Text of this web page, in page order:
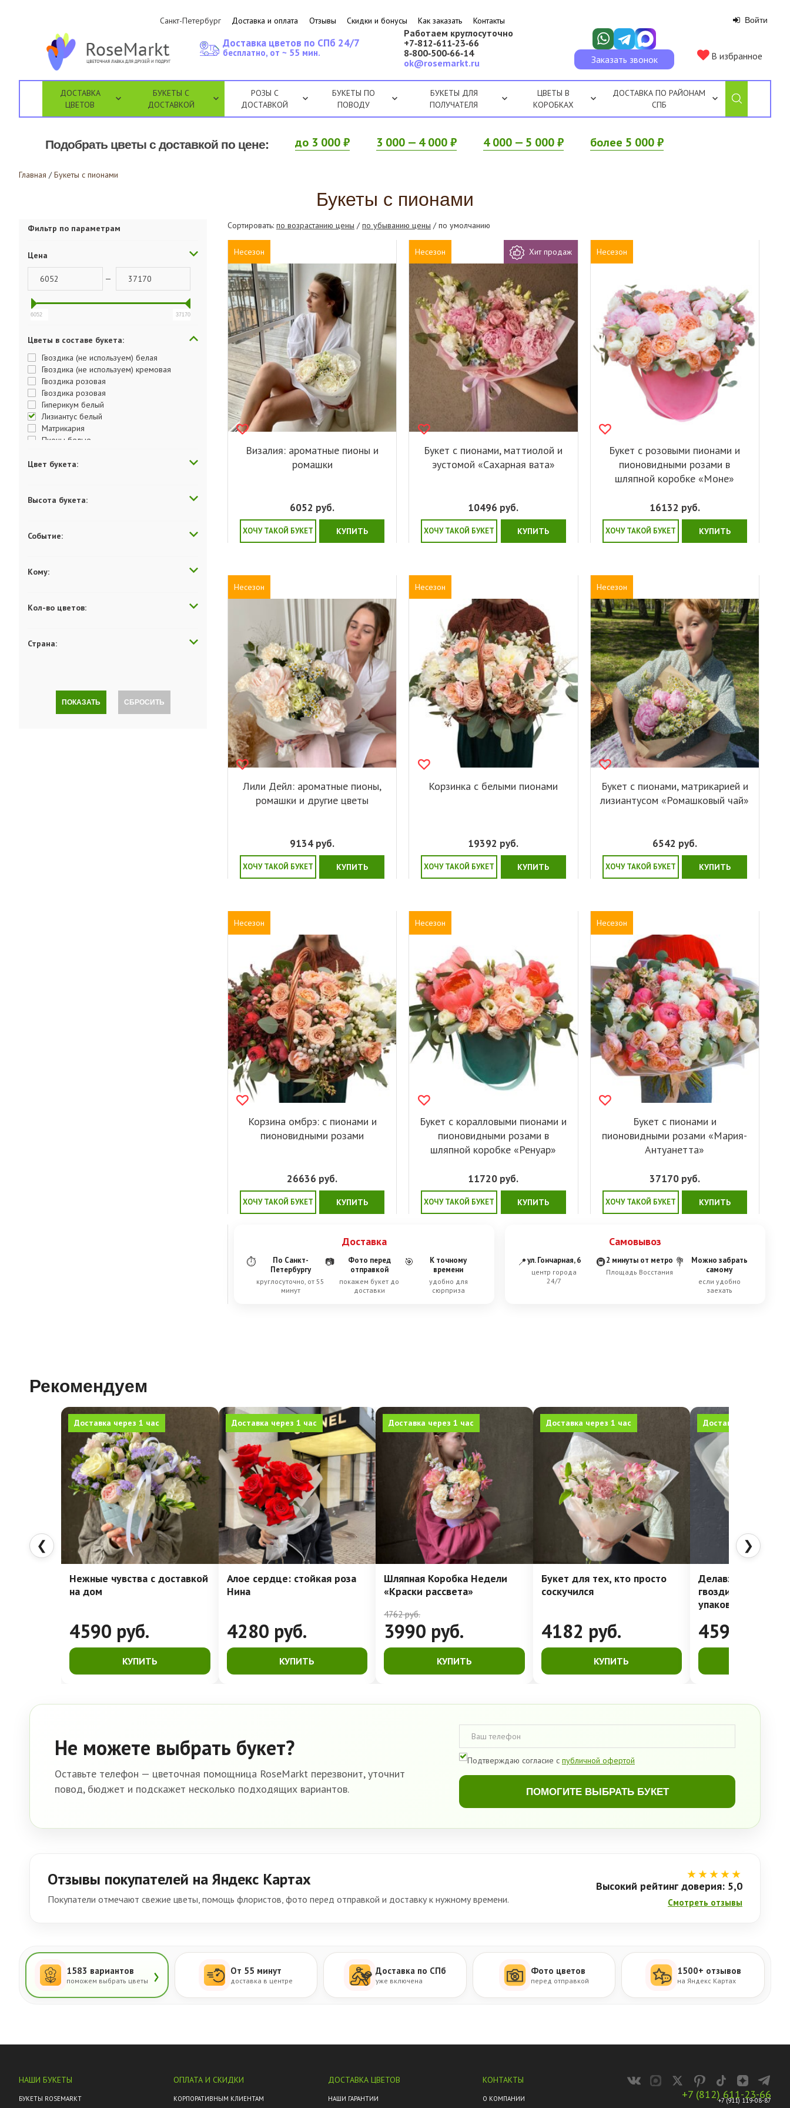
Санкт-Петербург Доставка и оплата Отзывы Скидки и бонусы Как заказать Контакты Войти
Работаем круглосуточно
+7‑812‑611‑23‑66
8‑800‑500‑66‑14
ok@rosemarkt.ru
Заказать звонок В избранное
Доставка цветов по СПб 24/7
бесплатно, от ~ 55 мин.
ДОСТАВКА
ЦВЕТОВ
БУКЕТЫ С
ДОСТАВКОЙ
РОЗЫ С
ДОСТАВКОЙ
БУКЕТЫ ПО
ПОВОДУ
БУКЕТЫ ДЛЯ
ПОЛУЧАТЕЛЯ
ЦВЕТЫ В
КОРОБКАХ
ДОСТАВКА ПО РАЙОНАМ
СПБ
Подобрать цветы с доставкой по цене: до 3 000 ₽ 3 000 — 4 000 ₽ 4 000 — 5 000 ₽ более 5 000 ₽
Главная / Букеты с пионами
Букеты с пионами
Фильтр по параметрам
Цена
—
6052 37170
Цветы в составе букета:
Гвоздика (не используем) белая
Гвоздика (не используем) кремовая
Гвоздика розовая
Гвоздика розовая
Гиперикум белый
Лизиантус белый
Матрикария
Пионы белые
Пионы коралловые
Роза Капучино
Цвет букета:
Высота букета:
Событие:
Кому:
Кол-во цветов:
Страна:
ПОКАЗАТЬ СБРОСИТЬ
Сортировать: по возрастанию цены /по убыванию цены / по умолчанию
Несезон
Визалия: ароматные пионы и
ромашки
6052 руб.
ХОЧУ ТАКОЙ БУКЕТ КУПИТЬ
Несезон Хит продаж
Букет с пионами, маттиолой и
эустомой «Сахарная вата»
10496 руб.
ХОЧУ ТАКОЙ БУКЕТ КУПИТЬ
Несезон
Букет с розовыми пионами и
пионовидными розами в
шляпной коробке «Моне»
16132 руб.
ХОЧУ ТАКОЙ БУКЕТ КУПИТЬ
Несезон
Лили Дейл: ароматные пионы,
ромашки и другие цветы
9134 руб.
ХОЧУ ТАКОЙ БУКЕТ КУПИТЬ
Несезон
Корзинка с белыми пионами
19392 руб.
ХОЧУ ТАКОЙ БУКЕТ КУПИТЬ
Несезон
Букет с пионами, матрикарией и
лизиантусом «Ромашковый чай»
6542 руб.
ХОЧУ ТАКОЙ БУКЕТ КУПИТЬ
Несезон
Корзина омбрэ: с пионами и
пионовидными розами
26636 руб.
ХОЧУ ТАКОЙ БУКЕТ КУПИТЬ
Несезон
Букет с коралловыми пионами и
пионовидными розами в
шляпной коробке «Ренуар»
11720 руб.
ХОЧУ ТАКОЙ БУКЕТ КУПИТЬ
Несезон
Букет с пионами и
пионовидными розами «Мария-
Антуанетта»
37170руб.
ХОЧУ ТАКОЙ БУКЕТ КУПИТЬ
Доставка
⏱
По Санкт-
Петербургу
круглосуточно, от 55
минут
📷
Фото перед
отправкой
покажем букет до
доставки
🎯
К точному
времени
удобно для
сюрприза
Самовывоз
📍ул. Гончарная, 6
центр города
24/7
🚇2 минуты от метро
Площадь Восстания
💐
Можно забрать
самому
если удобно
заехать
Рекомендуем
❮
Доставка через 1 час
Нежные чувства с доставкой
на дом
4590 руб.
КУПИТЬ
Доставка через 1 час
Алое сердце: стойкая роза
Нина
4280 руб.
КУПИТЬ
Доставка через 1 час
Шляпная Коробка Недели
«Краски рассвета»
4762руб.
3990 руб.
КУПИТЬ
Доставка через 1 час
Букет для тех, кто просто
соскучился
4182 руб.
КУПИТЬ
Доставка через 1 час
Делавэр: очень
гвоздики в
упаковке
4591
❯
Не можете выбрать букет?
Оставьте телефон — цветочная помощница RoseMarkt перезвонит, уточнит
повод, бюджет и подскажет несколько подходящих вариантов.
Подтверждаю согласие с публичной офертой
ПОМОГИТЕ ВЫБРАТЬ БУКЕТ
Отзывы покупателей на Яндекс Картах
Покупатели отмечают свежие цветы, помощь флористов, фото перед отправкой и доставку к нужному времени.
★★★★★
Высокий рейтинг доверия: 5,0
Смотреть отзывы
1583 вариантов
поможем выбрать цветы › От 55 минут
доставка в центре
Доставка по СПб
уже включена
Фото цветов
перед отправкой
1500+ отзывов
на Яндекс Картах
НАШИ БУКЕТЫ
БУКЕТЫ ROSEMARKT
ОПЛАТА И СКИДКИ
КОРПОРАТИВНЫМ КЛИЕНТАМ
ДОСТАВКА ЦВЕТОВ
НАШИ ГАРАНТИИ
КОНТАКТЫ
О КОМПАНИИ +7 (812) 611-23-66
+7 (911) 119-08-87